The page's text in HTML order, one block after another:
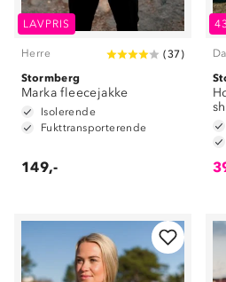
LAVPRIS
Herre (37)
Stormberg
Marka fleecejakke
Isolerende
Fukttransporterende
149,-